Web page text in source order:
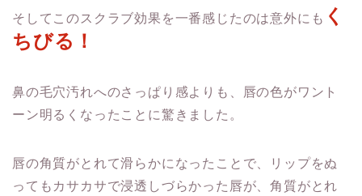
そしてこのスクラブ効果を一番感じたのは意外にも く
ちびる！
鼻の毛穴汚れへのさっぱり感よりも、唇の色がワント
ーン明るくなったことに驚きました。
唇の角質がとれて滑らかになったことで、リップをぬ
ってもカサカサで浸透しづらかった唇が、角質がとれ